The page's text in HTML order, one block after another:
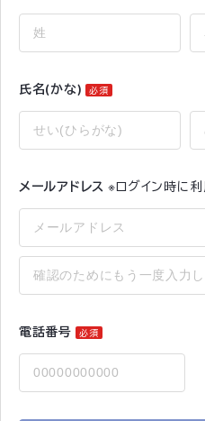
氏名(かな) 必須
メールアドレス ※ログイン時に
電話番号 必須